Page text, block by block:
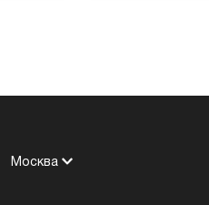
Москва